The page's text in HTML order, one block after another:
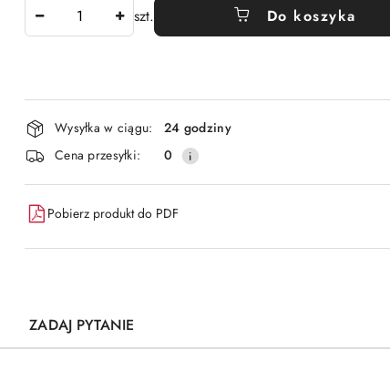
szt. Do koszyka
Dostępność
i
dostawa
Wysyłka w ciągu:
24 godziny
Cena przesyłki:
0
Pobierz produkt do PDF
ZADAJ PYTANIE